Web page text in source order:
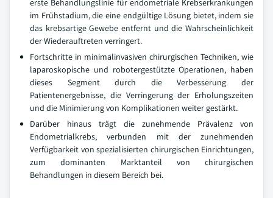
erste Behandlungslinie für endometriale Krebserkrankungen
im Frühstadium, die eine endgültige Lösung bietet, indem sie
das krebsartige Gewebe entfernt und die Wahrscheinlichkeit
der Wiederauftreten verringert.
Fortschritte in minimalinvasiven chirurgischen Techniken, wie
laparoskopische und robotergestützte Operationen, haben
dieses Segment durch die Verbesserung der
Patientenergebnisse, die Verringerung der Erholungszeiten
und die Minimierung von Komplikationen weiter gestärkt.
Darüber hinaus trägt die zunehmende Prävalenz von
Endometrialkrebs, verbunden mit der zunehmenden
Verfügbarkeit von spezialisierten chirurgischen Einrichtungen,
zum dominanten Marktanteil von chirurgischen
Behandlungen in diesem Bereich bei.